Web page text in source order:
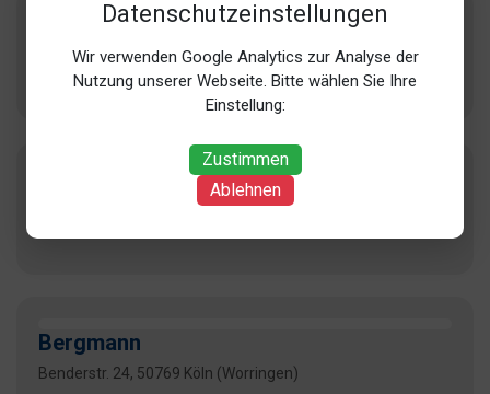
Datenschutzeinstellungen
Wir verwenden Google Analytics zur Analyse der
Nutzung unserer Webseite. Bitte wählen Sie Ihre
Einstellung:
Zustimmen
Ablehnen
Wißmannstr. 36, 50823 Köln (Ehrenfeld)
Bennemann&Ellermann GbR
Bergmann
Benderstr. 24, 50769 Köln (Worringen)